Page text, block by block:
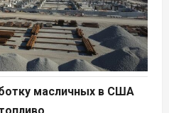
масличных в США